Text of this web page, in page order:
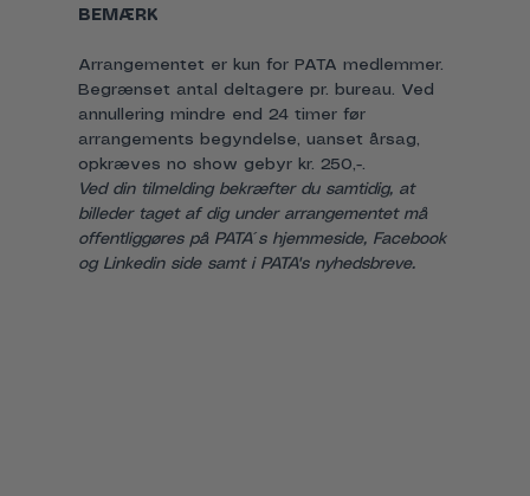
BEMÆRK
Arrangementet er kun for PATA medlemmer.
Begrænset antal deltagere pr. bureau. Ved
annullering mindre end 24 timer før
arrangements begyndelse, uanset årsag,
opkræves no show gebyr kr. 250,-.
Ved din tilmelding bekræfter du samtidig, at
billeder taget af dig under arrangementet må
offentliggøres på PATA´s hjemmeside, Facebook
og Linkedin side samt i PATA's nyhedsbreve.